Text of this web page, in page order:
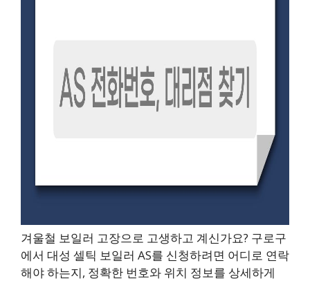
겨울철 보일러 고장으로 고생하고 계신가요? 구로구
에서 대성 셀틱 보일러 AS를 신청하려면 어디로 연락
해야 하는지, 정확한 번호와 위치 정보를 상세하게